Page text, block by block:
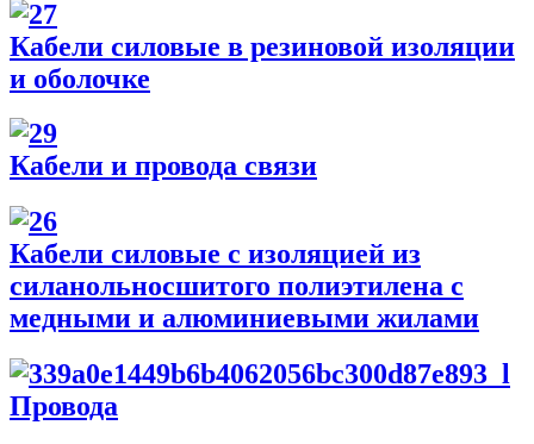
Кабели силовые в резиновой изоляции
и оболочке
Кабели и провода связи
Кабели силовые с изоляцией из
силанольносшитого полиэтилена с
медными и алюминиевыми жилами
Провода